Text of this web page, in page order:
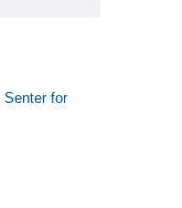
Senter for